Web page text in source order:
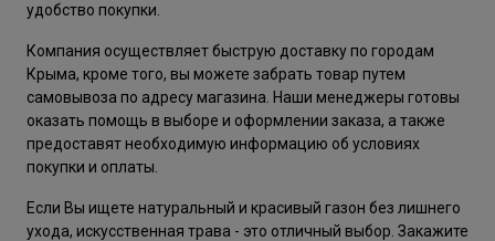
удобство покупки.
Компания осуществляет быструю доставку по городам
Крыма, кроме того, вы можете забрать товар путем
самовывоза по адресу магазина. Наши менеджеры готовы
оказать помощь в выборе и оформлении заказа, а также
предоставят необходимую информацию об условиях
покупки и оплаты.
Если Вы ищете натуральный и красивый газон без лишнего
ухода, искусственная трава - это отличный выбор. Закажите